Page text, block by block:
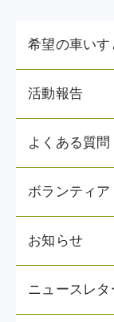
希望の車いす
活動報告
よくある質問
ボランティ
お知らせ
ニュースレタ